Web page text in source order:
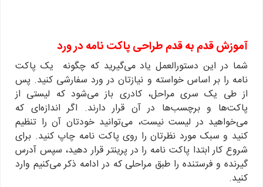
آموزش قدم به قدم طراحی پاکت نامه در ورد
شما در این دستورالعمل یاد می‌گیرید که چگونه یک پاکت
نامه را بر اساس خواسته و نیازتان در ورد سفارشی کنید. پس
از طی یک سری مراحل، کادری باز می‌شود که لیستی از
پاکت‌ها و برچسب‌ها در آن قرار دارند. اگر اندازه‌ای که
می‌خواهید در لیست نیست، می‌توانید خودتان آن را تنظیم
کنید و سبک مورد نظرتان را روی پاکت نامه چاپ کنید. برای
شروع کار ابتدا پاکت نامه را در پرینتر قرار دهید، سپس آدرس
گیرنده و فرستنده را طبق مراحلی که در ادامه ذکر می‌کنیم وارد
کنید.